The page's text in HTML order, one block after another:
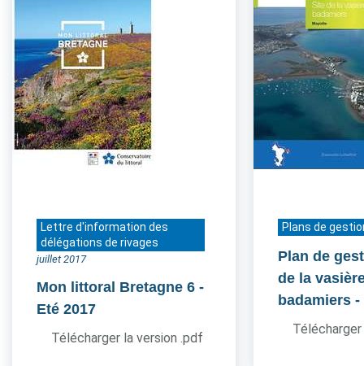
Lettre d'information des
délégations de rivages
juillet 2017
Mon littoral Bretagne 6 -
Eté 2017
Télécharger la version .pdf
Plans de
Plan de
de la
badamiers -